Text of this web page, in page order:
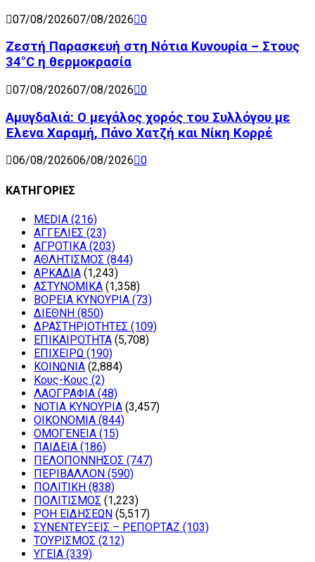
07/08/202607/08/2026 0
Ζεστή Παρασκευή στη Νότια Κυνουρία – Στους
34°C η θερμοκρασία
07/08/202607/08/2026 0
Αμυγδαλιά: Ο μεγάλος χορός του Συλλόγου με
Έλενα Χαραμή, Πάνο Χατζή και Νίκη Κορρέ
06/08/202606/08/2026 0
ΚΑΤΗΓΟΡΙΕΣ
MEDIA (216)
ΑΓΓΕΛΙΕΣ (23)
ΑΓΡΟΤΙΚΑ (203)
ΑΘΛΗΤΙΣΜΟΣ (844)
ΑΡΚΑΔΙΑ (1,243)
ΑΣΤΥΝΟΜΙΚΑ (1,358)
ΒΟΡΕΙΑ ΚΥΝΟΥΡΙΑ (73)
ΔΙΕΘΝΗ (850)
ΔΡΑΣΤΗΡΙΟΤΗΤΕΣ (109)
ΕΠΙΚΑΙΡΟΤΗΤΑ (5,708)
ΕΠΙΧΕΙΡΩ (190)
ΚΟΙΝΩΝΙΑ (2,884)
Κους-Κους (2)
ΛΑΟΓΡΑΦΙΑ (48)
ΝΟΤΙΑ ΚΥΝΟΥΡΙΑ (3,457)
ΟΙΚΟΝΟΜΙΑ (844)
ΟΜΟΓΕΝΕΙΑ (15)
ΠΑΙΔΕΙΑ (186)
ΠΕΛΟΠΟΝΝΗΣΟΣ (747)
ΠΕΡΙΒΑΛΛΟΝ (590)
ΠΟΛΙΤΙΚΗ (838)
ΠΟΛΙΤΙΣΜΟΣ (1,223)
ΡΟΗ ΕΙΔΗΣΕΩΝ (5,517)
ΣΥΝΕΝΤΕΥΞΕΙΣ – ΡΕΠΟΡΤΑΖ (103)
ΤΟΥΡΙΣΜΟΣ (212)
ΥΓΕΙΑ (339)